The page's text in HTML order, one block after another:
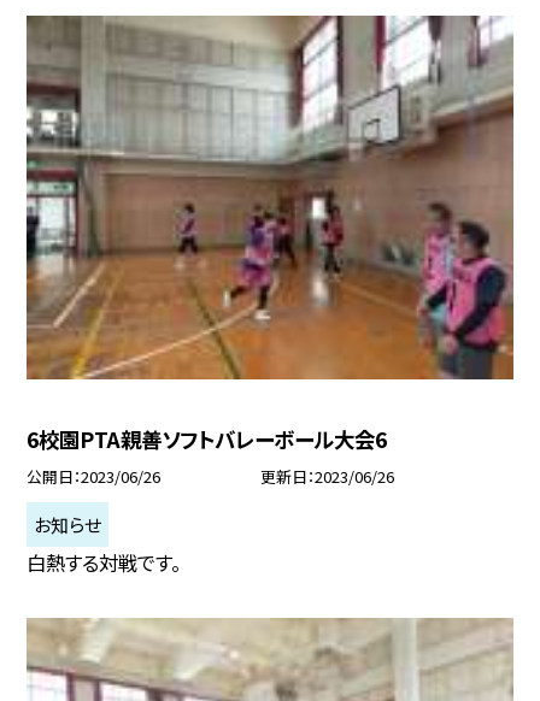
6校園PTA親善ソフトバレーボール大会6
公開日 2023/06/26 更新日 2023/06/26
お知らせ
白熱する対戦です。